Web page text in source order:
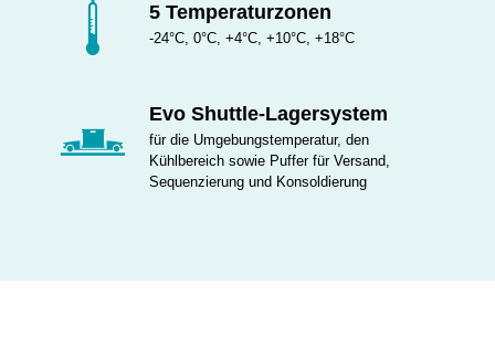
5 Temperaturzonen
-24°C, 0°C, +4°C, +10°C, +18°C
Evo Shuttle-Lagersystem
für die Umgebungstemperatur, den
Kühlbereich sowie Puffer für Versand,
Sequenzierung und Konsoldierung